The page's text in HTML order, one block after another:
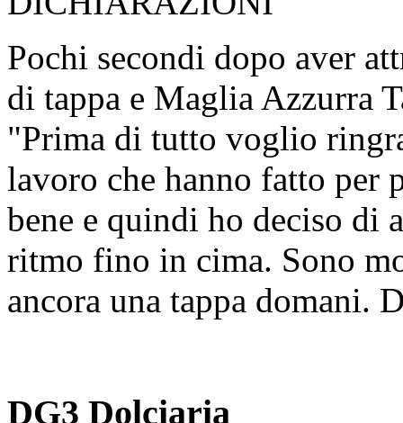
Pochi secondi dopo aver
di tappa e Maglia Azzurra
"Prima di tutto voglio
lavoro che hanno fatto per
bene e quindi ho deciso di
ritmo fino in cima. Sono
ancora una tappa domani.
DG3 Dolciaria